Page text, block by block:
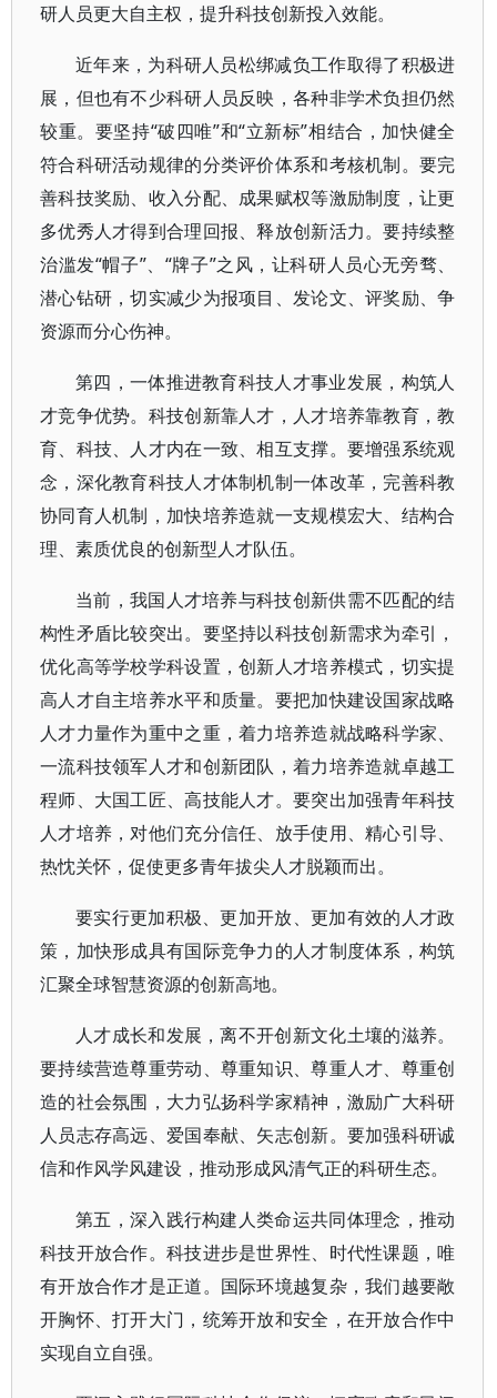
研人员更大自主权，提升科技创新投入效能。
近年来，为科研人员松绑减负工作取得了积极进
展，但也有不少科研人员反映，各种非学术负担仍然
较重。要坚持“破四唯”和“立新标”相结合，加快健全
符合科研活动规律的分类评价体系和考核机制。要完
善科技奖励、收入分配、成果赋权等激励制度，让更
多优秀人才得到合理回报、释放创新活力。要持续整
治滥发“帽子”、“牌子”之风，让科研人员心无旁骛、
潜心钻研，切实减少为报项目、发论文、评奖励、争
资源而分心伤神。
第四，一体推进教育科技人才事业发展，构筑人
才竞争优势。科技创新靠人才，人才培养靠教育，教
育、科技、人才内在一致、相互支撑。要增强系统观
念，深化教育科技人才体制机制一体改革，完善科教
协同育人机制，加快培养造就一支规模宏大、结构合
理、素质优良的创新型人才队伍。
当前，我国人才培养与科技创新供需不匹配的结
构性矛盾比较突出。要坚持以科技创新需求为牵引，
优化高等学校学科设置，创新人才培养模式，切实提
高人才自主培养水平和质量。要把加快建设国家战略
人才力量作为重中之重，着力培养造就战略科学家、
一流科技领军人才和创新团队，着力培养造就卓越工
程师、大国工匠、高技能人才。要突出加强青年科技
人才培养，对他们充分信任、放手使用、精心引导、
热忱关怀，促使更多青年拔尖人才脱颖而出。
要实行更加积极、更加开放、更加有效的人才政
策，加快形成具有国际竞争力的人才制度体系，构筑
汇聚全球智慧资源的创新高地。
人才成长和发展，离不开创新文化土壤的滋养。
要持续营造尊重劳动、尊重知识、尊重人才、尊重创
造的社会氛围，大力弘扬科学家精神，激励广大科研
人员志存高远、爱国奉献、矢志创新。要加强科研诚
信和作风学风建设，推动形成风清气正的科研生态。
第五，深入践行构建人类命运共同体理念，推动
科技开放合作。科技进步是世界性、时代性课题，唯
有开放合作才是正道。国际环境越复杂，我们越要敞
开胸怀、打开大门，统筹开放和安全，在开放合作中
实现自立自强。